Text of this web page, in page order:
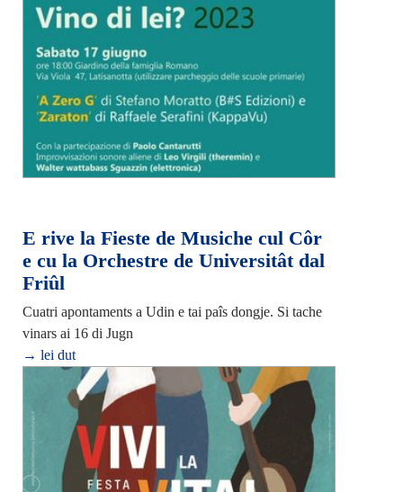
E rive la Fieste de Musiche cul Côr
e cu la Orchestre de Universitât dal
Friûl
Cuatri apontaments a Udin e tai paîs dongje. Si tache
vinars ai 16 di Jugn
→ lei dut